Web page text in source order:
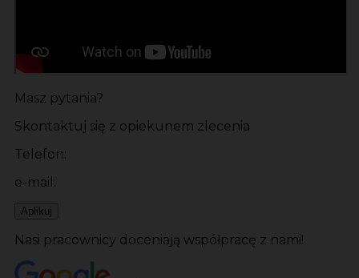
Masz pytania?
Skontaktuj się z opiekunem zlecenia
Telefon:
e-mail:
Aplikuj
Nasi pracownicy doceniają współpracę z nami!